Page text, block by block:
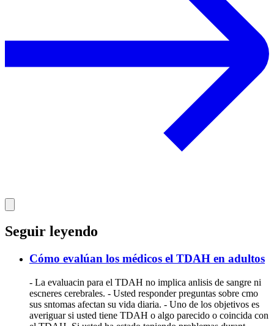
Seguir leyendo
Cómo evalúan los médicos el TDAH en adultos
- La evaluacin para el TDAH no implica anlisis de sangre ni
escneres cerebrales. - Usted responder preguntas sobre cmo
sus sntomas afectan su vida diaria. - Uno de los objetivos es
averiguar si usted tiene TDAH o algo parecido o coincida con